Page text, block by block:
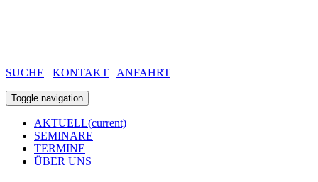
SUCHE KONTAKT ANFAHRT
Toggle navigation
AKTUELL(current)
SEMINARE
TERMINE
ÜBER UNS